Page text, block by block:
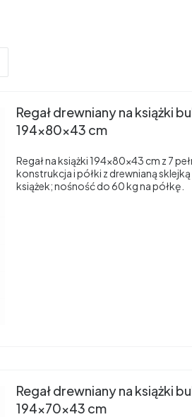
Regał drewniany na książki
194x80x43 cm
Regał na książki 194×80×43 cm z 7
konstrukcja i półki z drewnianą
książek; nośność do 60 kg na półkę.
Regał drewniany na książki
194x70x43 cm